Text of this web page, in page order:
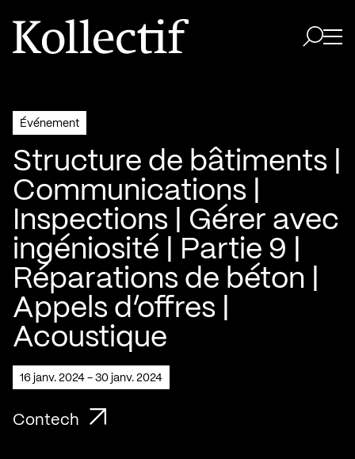
Aller à la page d'accueil
Logo Kollectif
Événement
Structure de bâtiments |
Communications |
Inspections | Gérer avec
ingéniosité | Partie 9 |
Réparations de béton |
Appels d’offres |
Acoustique
16 janv. 2024 - 30 janv. 2024
Contech